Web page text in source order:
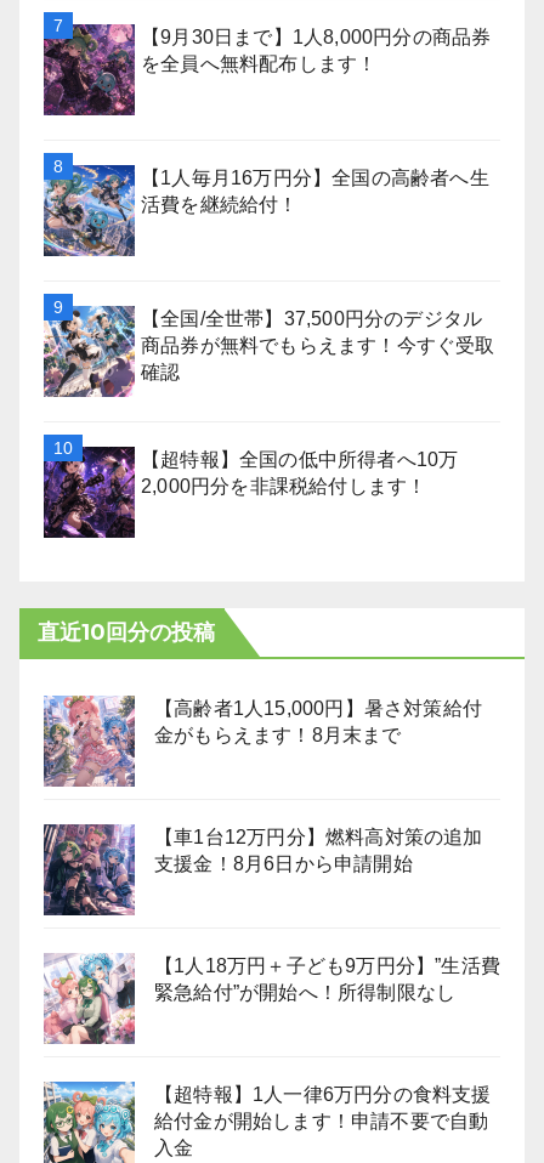
【9月30日まで】1人8,000円分の商品券
を全員へ無料配布します！
【1人毎月16万円分】全国の高齢者へ生
活費を継続給付！
【全国/全世帯】37,500円分のデジタル
商品券が無料でもらえます！今すぐ受取
確認
【超特報】全国の低中所得者へ10万
2,000円分を非課税給付します！
直近10回分の投稿
【高齢者1人15,000円】暑さ対策給付
金がもらえます！8月末まで
【車1台12万円分】燃料高対策の追加
支援金！8月6日から申請開始
【1人18万円＋子ども9万円分】”生活費
緊急給付”が開始へ！所得制限なし
【超特報】1人一律6万円分の食料支援
給付金が開始します！申請不要で自動
入金